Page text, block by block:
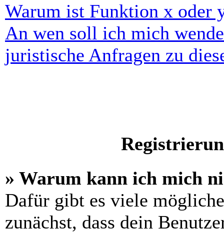
Warum ist Funktion x oder
An wen soll ich mich
juristische Anfragen zu
» Warum kann ich mich
Dafür gibt es viele
zunächst, dass dein